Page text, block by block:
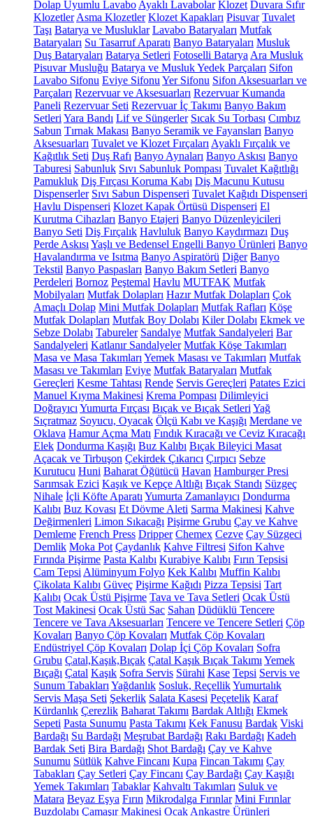
Dolap Uyumlu Lavabo Ayaklı Lavabolar Klozet Duvara Sıfır
Klozetler Asma Klozetler Klozet Kapakları Pisuvar Tuvalet
Taşı Batarya ve Musluklar Lavabo Bataryaları Mutfak
Bataryaları Su Tasarruf Aparatı Banyo Bataryaları Musluk
Duş Bataryaları Batarya Setleri Fotoselli Batarya Ara Musluk
Pisuvar Musluğu Batarya ve Musluk Yedek Parçaları Sifon
Lavabo Sifonu Eviye Sifonu Yer Sifonu Sifon Aksesuarları ve
Parçaları Rezervuar ve Aksesuarları Rezervuar Kumanda
Paneli Rezervuar Seti Rezervuar İç Takımı Banyo Bakım
Setleri Yara Bandı Lif ve Süngerler Sıcak Su Torbası Cımbız
Sabun Tırnak Makası Banyo Seramik ve Fayansları Banyo
Aksesuarları Tuvalet ve Klozet Fırçaları Ayaklı Fırçalık ve
Kağıtlık Seti Duş Rafı Banyo Aynaları Banyo Askısı Banyo
Taburesi Sabunluk Sıvı Sabunluk Pompası Tuvalet Kağıtlığı
Pamukluk Diş Fırçası Koruma Kabı Diş Macunu Kutusu
Dispenserler Sıvı Sabun Dispenseri Tuvalet Kağıdı Dispenseri
Havlu Dispenseri Klozet Kapak Örtüsü Dispenseri El
Kurutma Cihazları Banyo Etajeri Banyo Düzenleyicileri
Banyo Seti Diş Fırçalık Havluluk Banyo Kaydırmazı Duş
Perde Askısı Yaşlı ve Bedensel Engelli Banyo Ürünleri Banyo
Havalandırma ve Isıtma Banyo Aspiratörü Diğer Banyo
Tekstil Banyo Paspasları Banyo Bakım Setleri Banyo
Perdeleri Bornoz Peştemal Havlu MUTFAK Mutfak
Mobilyaları Mutfak Dolapları Hazır Mutfak Dolapları Çok
Amaçlı Dolap Mini Mutfak Dolapları Mutfak Rafları Köşe
Mutfak Dolapları Mutfak Boy Dolabı Kiler Dolabı Ekmek ve
Sebze Dolabı Tabureler Sandalye Mutfak Sandalyeleri Bar
Sandalyeleri Katlanır Sandalyeler Mutfak Köşe Takımları
Masa ve Masa Takımları Yemek Masası ve Takımları Mutfak
Masası ve Takımları Eviye Mutfak Bataryaları Mutfak
Gereçleri Kesme Tahtası Rende Servis Gereçleri Patates Ezici
Manuel Kıyma Makinesi Krema Pompası Dilimleyici
Doğrayıcı Yumurta Fırçası Bıçak ve Bıçak Setleri Yağ
Sıçratmaz Soyucu, Oyacak Ölçü Kabı ve Kaşığı Merdane ve
Oklava Hamur Açma Matı Fındık Kıracağı ve Ceviz Kıracağı
Elek Dondurma Kaşığı Buz Kalıbı Bıçak Bileyici Masat
Açacak ve Tirbuşon Çekirdek Çıkarıcı Çırpıcı Sebze
Kurutucu Huni Baharat Öğütücü Havan Hamburger Presi
Sarımsak Ezici Kaşık ve Kepçe Altlığı Bıçak Standı Süzgeç
Nihale İçli Köfte Aparatı Yumurta Zamanlayıcı Dondurma
Kalıbı Buz Kovası Et Dövme Aleti Sarma Makinesi Kahve
Değirmenleri Limon Sıkacağı Pişirme Grubu Çay ve Kahve
Demleme French Press Dripper Chemex Cezve Çay Süzgeci
Demlik Moka Pot Çaydanlık Kahve Filtresi Sifon Kahve
Fırında Pişirme Pasta Kalıbı Kurabiye Kalıbı Fırın Tepsisi
Cam Tepsi Alüminyum Folyo Kek Kalıbı Muffin Kalıbı
Çikolata Kalıbı Güveç Pişirme Kağıdı Pizza Tepsisi Tart
Kalıbı Ocak Üstü Pişirme Tava ve Tava Setleri Ocak Üstü
Tost Makinesi Ocak Üstü Sac Sahan Düdüklü Tencere
Tencere ve Tava Aksesuarları Tencere ve Tencere Setleri Çöp
Kovaları Banyo Çöp Kovaları Mutfak Çöp Kovaları
Endüstriyel Çöp Kovaları Dolap İçi Çöp Kovaları Sofra
Grubu Çatal,Kaşık,Bıçak Çatal Kaşık Bıçak Takımı Yemek
Bıçağı Çatal Kaşık Sofra Servis Sürahi Kase Tepsi Servis ve
Sunum Tabakları Yağdanlık Sosluk, ReçellikYumurtalık
Servis Maşa Seti Şekerlik Salata Kasesi Peçetelik Karaf
Kürdanlık Çerezlik Baharat Takımı Bardak Altlığı Ekmek
Sepeti Pasta Sunumu Pasta Takımı Kek Fanusu Bardak Viski
Bardağı Su Bardağı Meşrubat Bardağı Rakı Bardağı Kadeh
Bardak Seti Bira Bardağı Shot Bardağı Çay ve Kahve
Sunumu Sütlük Kahve Fincanı Kupa Fincan Takımı Çay
Tabakları Çay Setleri Çay Fincanı Çay Bardağı Çay Kaşığı
Yemek Takımları Tabaklar Kahvaltı Takımları Suluk ve
Matara Beyaz Eşya Fırın Mikrodalga Fırınlar Mini Fırınlar
Buzdolabı Çamaşır Makinesi Ocak Ankastre Ürünleri